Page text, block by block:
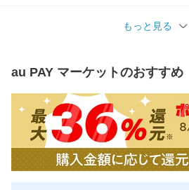
もっと見る
au PAY マーケットのおすすめ